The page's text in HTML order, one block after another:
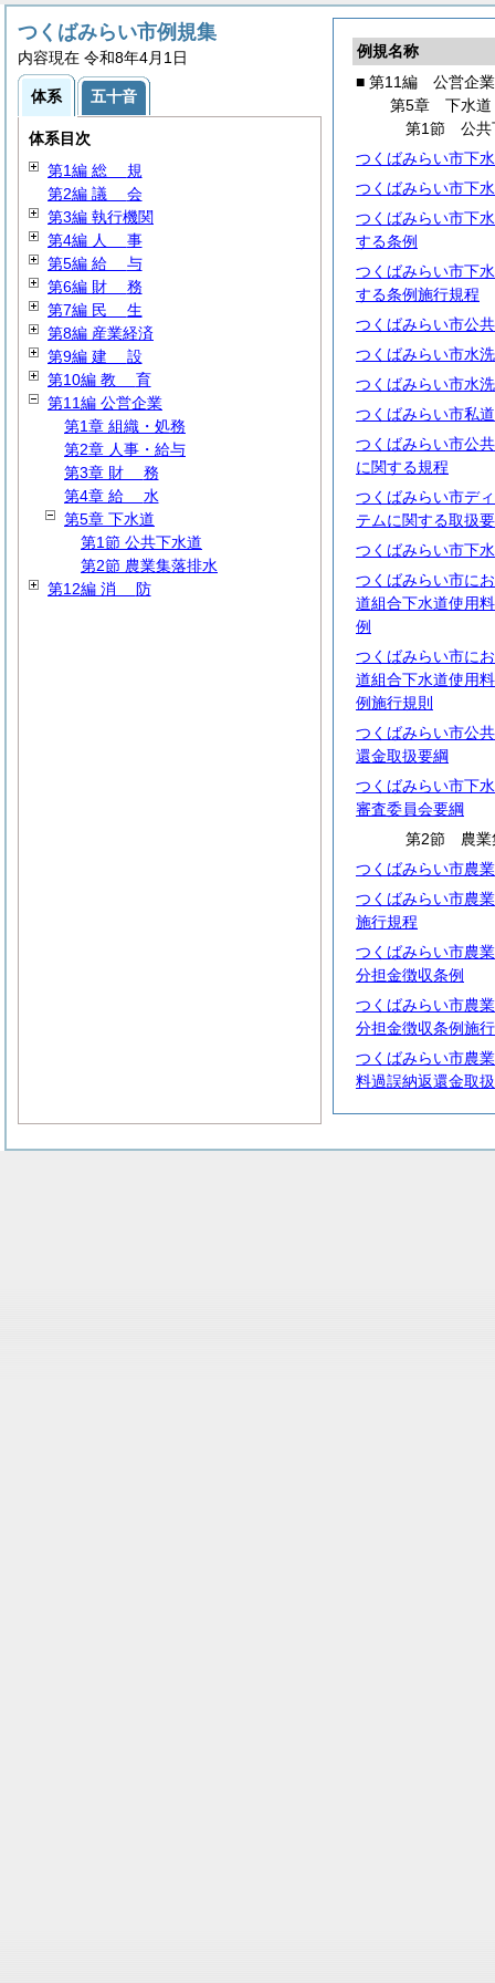
例規名称
■ 第11編 公営企業
第5章 下水道
第1節 公共
つくばみらい市下
つくばみらい市下
つくばみらい市下
する条例
つくばみらい市下
する条例施行規程
つくばみらい市公
つくばみらい市水
つくばみらい市水
つくばみらい市私
つくばみらい市公
に関する規程
つくばみらい市デ
テムに関する取扱
つくばみらい市下
つくばみらい市に
道組合下水道使用
例
つくばみらい市に
道組合下水道使用
例施行規則
つくばみらい市公
還金取扱要綱
つくばみらい市下
審査委員会要綱
第2節 農業
つくばみらい市農
つくばみらい市農
施行規程
つくばみらい市農
分担金徴収条例
つくばみらい市農
分担金徴収条例施
つくばみらい市農
料過誤納返還金取
つくばみらい市例規集
内容現在 令和8年4月1日
体系 五十音
体系目次
第1編 総 規
第2編 議 会
第3編 執行機関
第4編 人 事
第5編 給 与
第6編 財 務
第7編 民 生
第8編 産業経済
第9編 建 設
第10編 教 育
第11編 公営企業
第1章 組織・処務
第2章 人事・給与
第3章 財 務
第4章 給 水
第5章 下水道
第1節 公共下水道
第2節 農業集落排水
第12編 消 防